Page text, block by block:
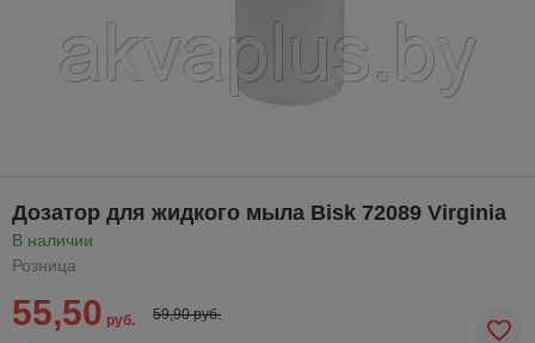
Дозатор для жидкого мыла Bisk 72089 Virginia
В наличии
Розница
55,50 руб. 59,90 руб.